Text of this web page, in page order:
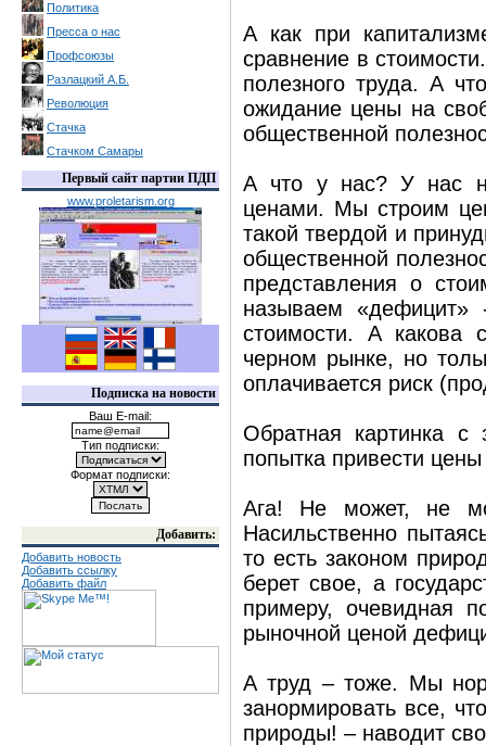
Политика
Пресса о нас
Профсоюзы
Разлацкий А.Б.
Революция
Стачка
Стачком Самары
Первый сайт партии ПДП
www.proletarism.org
Подписка на новости
Ваш E-mail:
Тип подписки:
Формат подписки:
Добавить:
Добавить новость
Добавить ссылку
Добавить файл
А как при
сравнение в
полезного труда. А
ожидание цены на
общественной
А что у нас? У нас
ценами. Мы строим
такой твердой и
общественной
представления о
называем «дефицит»
стоимости. А
черном рынке, но
оплачивается риск
Обратная картинка с
попытка привести
Ага! Не может, не
Насильственно
то есть законом
берет свое, а
примеру, очевидная
рыночной ценой
А труд – тоже. Мы
занормировать все,
природы! – наводит